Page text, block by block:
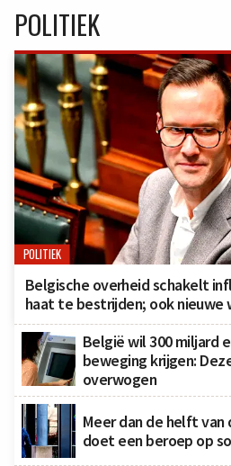
POLITIEK
POLITIEK
Belgische overheid schakelt
haat te bestrijden; ook
België wil 300 miljard
beweging krijgen:
overwogen
Meer dan de helft
doet een beroep op